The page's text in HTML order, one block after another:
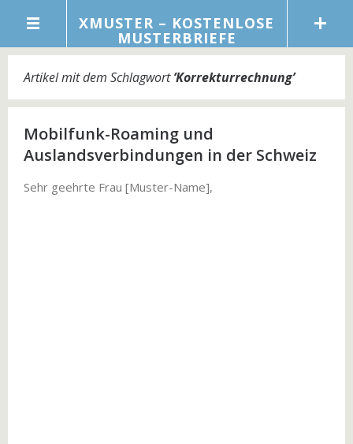
XMUSTER – KOSTENLOSE
MUSTERBRIEFE
Artikel mit dem Schlagwort‘Korrekturrechnung’
Mobilfunk-Roaming und
Auslandsverbindungen in der Schweiz
Sehr geehrte Frau [Muster-Name],